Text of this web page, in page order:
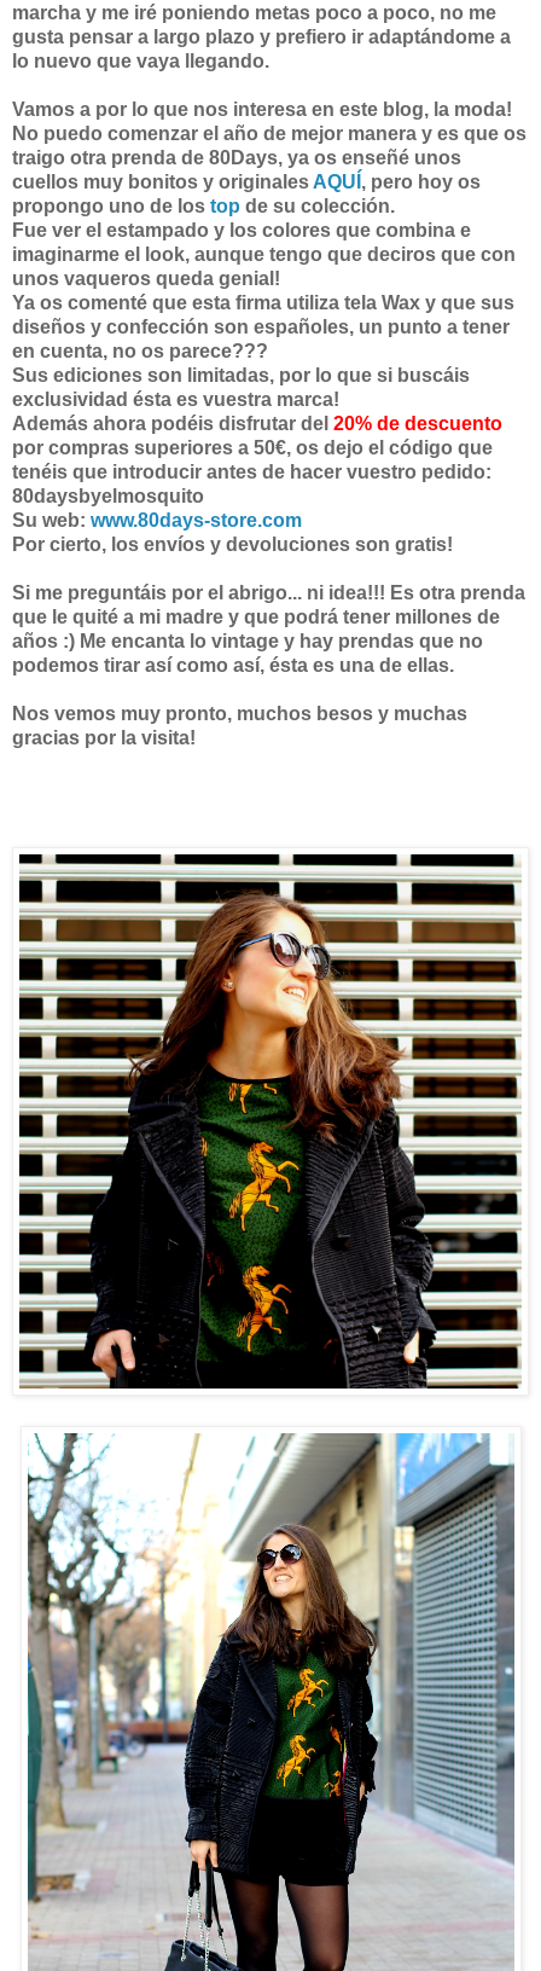
marcha y me iré poniendo metas poco a poco, no me
gusta pensar a largo plazo y prefiero ir adaptándome a
lo nuevo que vaya llegando.
Vamos a por lo que nos interesa en este blog, la moda!
No puedo comenzar el año de mejor manera y es que os
traigo otra prenda de 80Days, ya os enseñé unos
cuellos muy bonitos y originales AQUÍ , pero hoy os
propongo uno de los top de su colección.
Fue ver el estampado y los colores que combina e
imaginarme el look, aunque tengo que deciros que con
unos vaqueros queda genial!
Ya os comenté que esta firma utiliza tela Wax y que sus
diseños y confección son españoles, un punto a tener
en cuenta, no os parece???
Sus ediciones son limitadas, por lo que si buscáis
exclusividad ésta es vuestra marca!
Además ahora podéis disfrutar del 20% de descuento
por compras superiores a 50€, os dejo el código que
tenéis que introducir antes de hacer vuestro pedido:
80daysbyelmosquito
Su web: www.80days-store.com
Por cierto, los envíos y devoluciones son gratis!
Si me preguntáis por el abrigo... ni idea!!! Es otra prenda
que le quité a mi madre y que podrá tener millones de
años :) Me encanta lo vintage y hay prendas que no
podemos tirar así como así, ésta es una de ellas.
Nos vemos muy pronto, muchos besos y muchas
gracias por la visita!